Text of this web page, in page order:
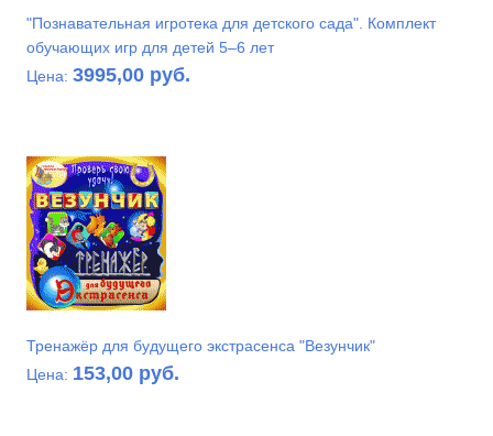
"Познавательная игротека для детского сада". Комплект
обучающих игр для детей 5–6 лет
Цена: 3995,00 руб.
Тренажёр для будущего экстрасенса "Везунчик"
Цена: 153,00 руб.